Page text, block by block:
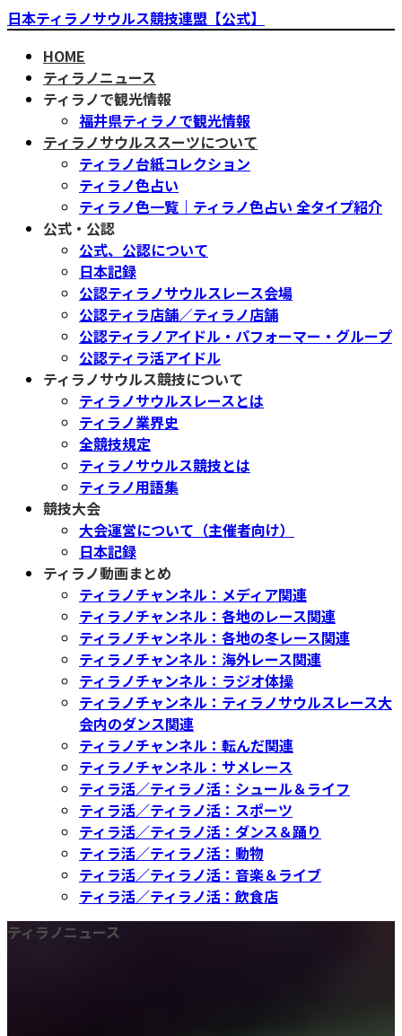
コ
ナ
日本ティラノサウルス競技連盟【公式】
HOME
ティラノニュース
ティラノで観光情報
福井県ティラノで観光情報
ティラノサウルススーツについて
ティラノ台紙コレクション
ティラノ色占い
ティラノ色一覧｜ティラノ色占い 全タイプ紹介
公式・公認
公式、公認について
日本記録
公認ティラノサウルスレース会場
公認ティラ店舗／ティラノ店舗
公認ティラノアイドル・パフォーマー・グループ
公認ティラ活アイドル
ティラノサウルス競技について
ティラノサウルスレースとは
ティラノ業界史
全競技規定
ティラノサウルス競技とは
ティラノ用語集
競技大会
大会運営について（主催者向け）
日本記録
ティラノ動画まとめ
ティラノチャンネル：メディア関連
ティラノチャンネル：各地のレース関連
ティラノチャンネル：各地の冬レース関連
ティラノチャンネル：海外レース関連
ティラノチャンネル：ラジオ体操
ティラノチャンネル：ティラノサウルスレース大
会内のダンス関連
ティラノチャンネル：転んだ関連
ティラノチャンネル：サメレース
ティラ活／ティラノ活：シュール＆ライフ
ティラ活／ティラノ活：スポーツ
ティラ活／ティラノ活：ダンス＆踊り
ティラ活／ティラノ活：動物
ティラ活／ティラノ活：音楽＆ライブ
ティラ活／ティラノ活：飲食店
ティラノニュース